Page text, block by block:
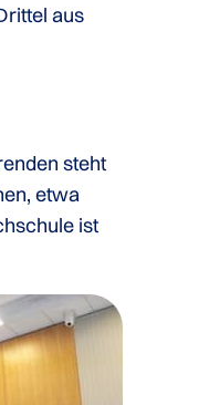
aus
steht
etwa
ist